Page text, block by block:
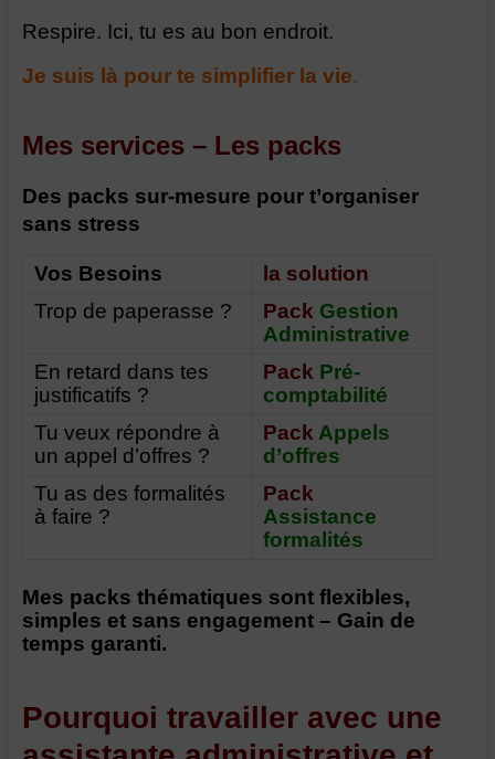
Respire. Ici, tu es au bon endroit.
Je suis là pour te simplifier la vie.
Mes services – Les packs
Des packs sur-mesure pour t’organiser
sans stress
Vos Besoins
la solution
Trop de paperasse ?
Pack Gestion
Administrative
En retard dans tes
justificatifs ?
Pack Pré-
comptabilité
Tu veux répondre à
un appel d’offres ?
Pack Appels
d’offres
Tu as des formalités
à faire ?
Pack
Assistance
formalités
Mes packs thématiques sont flexibles,
simples et sans engagement – Gain de
temps garanti.
Pourquoi travailler avec une